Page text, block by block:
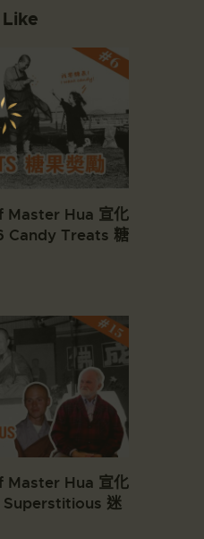
Master Hua 宣化
Candy Treats 糖
Master Hua 宣化
Superstitious 迷